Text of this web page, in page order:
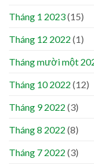
Tháng 1 2023(15)
Tháng 12 2022 (1)
Tháng mười một
Tháng 10 2022 (12)
Tháng 9 2022 (3)
Tháng 8 2022 (8)
Tháng 7 2022 (3)